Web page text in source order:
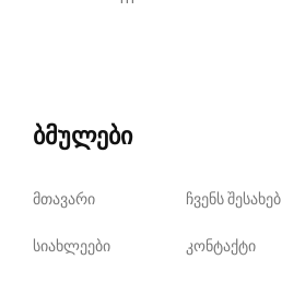
ბმულები
მთავარი ჩვენს შესახებ
სიახლეები კონტაქტი